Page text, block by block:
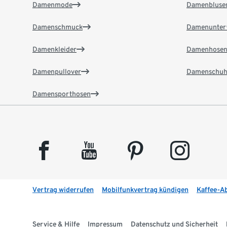
Damenmode
Damenschmuck
Damenkleider
Damenpullover
Damensporthosen
Damenhosen
facebook youtube pinterest instagram
Vertrag widerrufen Mobilfunkvertrag kündigen Kaffee-
Service & Hilfe Impressum Datenschutz und Sicherheit